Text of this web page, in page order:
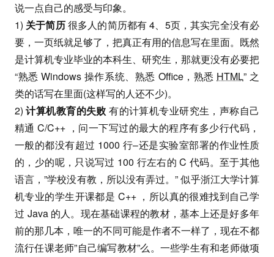
说一点自己的感受与印象。
1) 关于简历很多人的简历都有 4、5页，其实完全没有必
要，一页纸就足够了，把真正有用的信息写在里面。既然
是计算机专业毕业的本科生、研究生，那就更没有必要把
“熟悉 Windows 操作系统、熟悉 Office，熟悉 HTML” 之
类的话写在里面(这样写的人还不少)。
2)计算机教育的失败 有的计算机专业研究生，声称自己
精通 C/C++ ，问一下写过的最大的程序有多少行代码，
一般的都没有超过 1000 行–还是实验室部署的作业性质
的，少的呢，只说写过 100 行左右的 C 代码。至于其他
语言，”学校没有教，所以没有弄过。” 似乎浙江大学计算
机专业的学生开课都是 C++ ，所以真的很难找到自己学
过 Java 的人。现在基础课程的教材，基本上还是好多年
前的那几本，唯一的不同可能是作者不一样了，现在不都
流行任课老师”自己编写教材”么。一些学生有和老师做项